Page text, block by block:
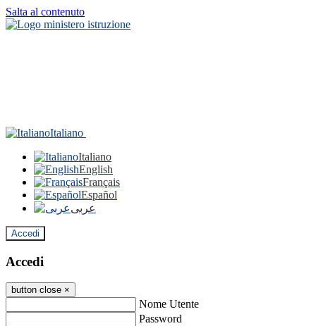
Salta al contenuto
Italiano
Italiano
English
Français
Español
عربى
Accedi
Accedi
button close ×
Nome Utente
Password